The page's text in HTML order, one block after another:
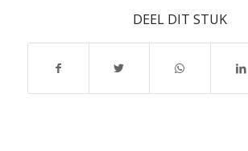
DEEL DIT STUK